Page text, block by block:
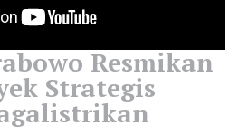
Resmikan
Strategis